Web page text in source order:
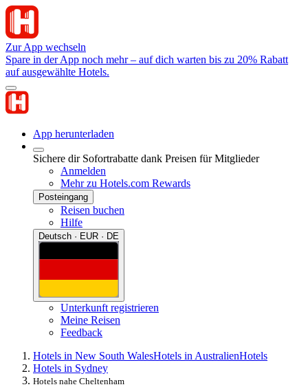
Zur App wechseln
Spare in der App noch mehr – auf dich warten bis zu 20% Rabatt
auf ausgewählte Hotels.
App herunterladen
Sichere dir Sofortrabatte dank Preisen für Mitglieder
Anmelden
Mehr zu Hotels.com Rewards
Posteingang
Reisen buchen
Hilfe
Deutsch · EUR · DE
Unterkunft registrieren
Meine Reisen
Feedback
Hotels in New South WalesHotels in AustralienHotels
Hotels in Sydney
Hotels nahe Cheltenham